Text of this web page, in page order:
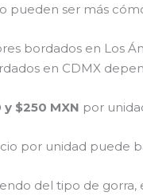
pueden ser más
bordados en Los
en CDMX
y $250 MXN por
por unidad puede
del tipo de gorra,